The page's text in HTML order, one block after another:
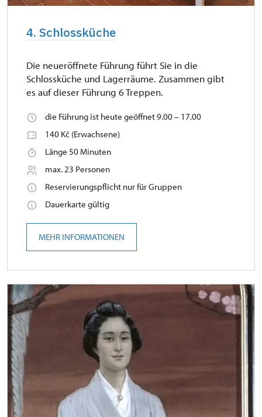
4. Schlossküche
Die neueröffnete Führung führt Sie in die
Schlossküche und Lagerräume. Zusammen gibt
es auf dieser Führung 6 Treppen.
die Führung ist heute geöffnet 9.00 – 17.00
140 Kč (Erwachsene)
Länge 50 Minuten
max. 23 Personen
Reservierungspflicht nur für Gruppen
Dauerkarte gültig
MEHR INFORMATIONEN